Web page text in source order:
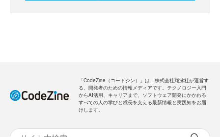
「CodeZine（コードジン）」は、株式会社翔泳社が運営す
る、開発者のための情報メディアです。テクノロジー入門
からAI活用、キャリアまで、ソフトウェア開発にかかわる
すべての人の学びと成長を支える最新情報と実践知をお届
けします。